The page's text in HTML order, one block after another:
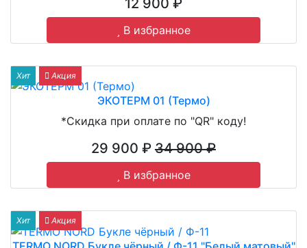
В избранное
Хит Акция
ЭКОТЕРМ 01 (Термо)
*Скидка при оплате по "QR" коду!
29 900 ₽ 34 900 ₽
В избранное
Хит Акция